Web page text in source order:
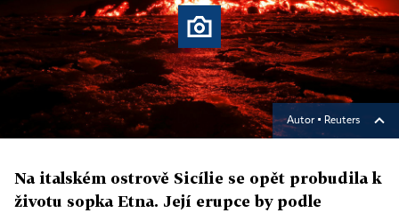
Autor ▪ Reuters
Na italském ostrově Sicílie se opět probudila k
životu sopka Etna. Její erupce by podle